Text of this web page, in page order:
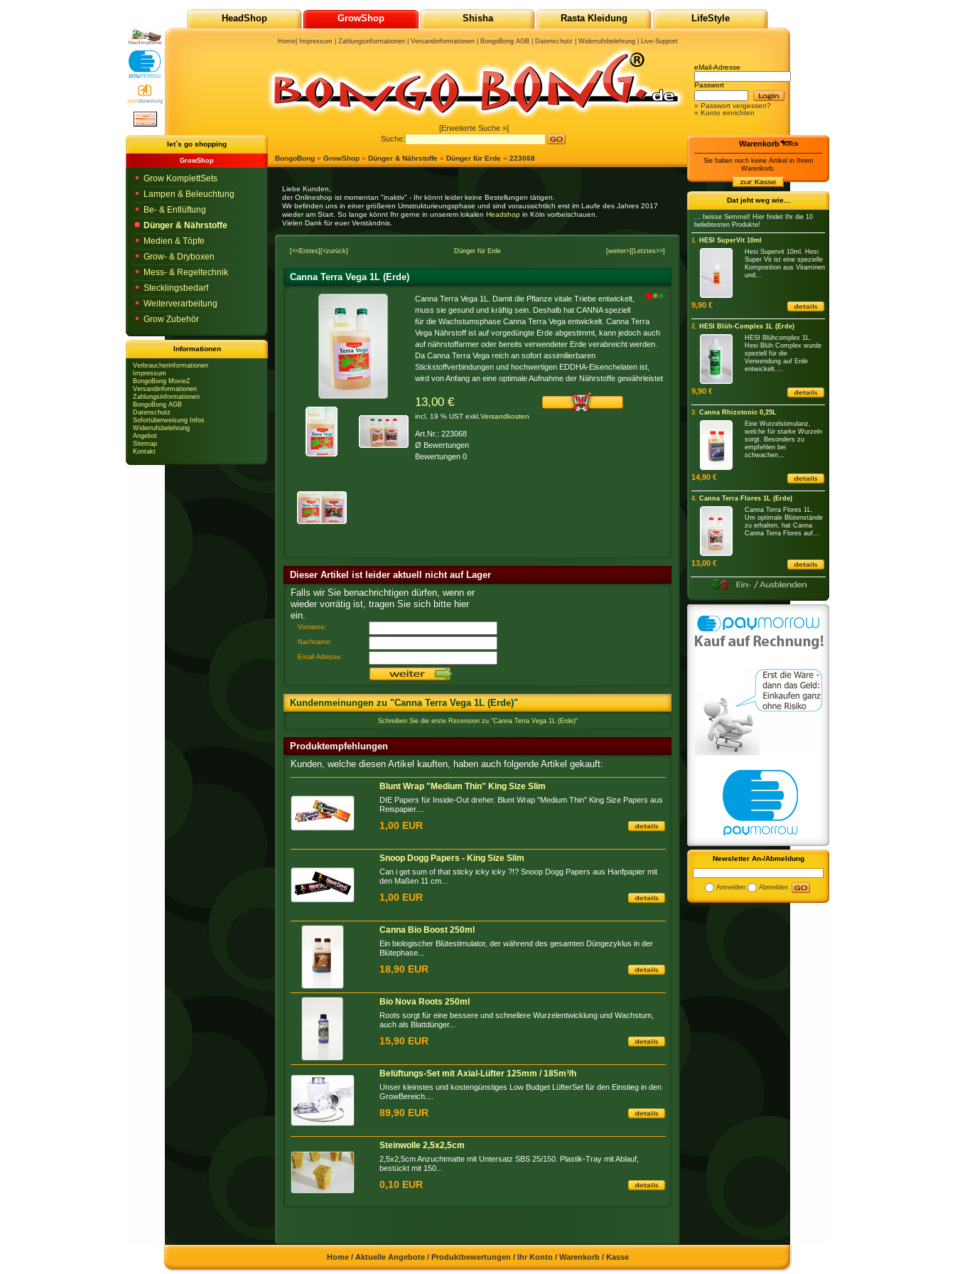
Liebe Kunden,
der Onlineshop ist momentan "inaktiv" - Ihr könnt leider keine Bestellungen tätigen.
Wir befinden uns in einer größeren Umstrukturieungsphase und sind voraussichtlich erst im Laufe des Jahres 2017
wieder am Start. So lange könnt Ihr gerne in unserem lokalen Headshop in Köln vorbeischauen.
Vielen Dank für euer Verständnis.
[<<Erstes] [<zurück] [Letztes>>]
[weiter>]
Dünger für Erde
Canna Terra Vega 1L (Erde)
Canna Terra Vega 1L. Damit die Pflanze vitale Triebe entwickelt,
muss sie gesund und kräftig sein. Deshalb hat CANNA speziell
für die Wachstumsphase Canna Terra Vega entwickelt. Canna Terra
Vega Nährstoff ist auf vorgedüngte Erde abgestimmt, kann jedoch auch
auf nährstoffarmer oder bereits verwendeter Erde verabreicht werden.
Da Canna Terra Vega reich an sofort assimilierbaren
Stickstoffverbindungen und hochwertigen EDDHA-Eisenchelaten ist,
wird von Anfang an eine optimale Aufnahme der Nährstoffe gewährleistet
13,00 €
incl. 19 % UST exkl. Versandkosten
Art.Nr.: 223068
Ø Bewertungen
Bewertungen 0
Dieser Artikel ist leider aktuell nicht auf Lager
Falls wir Sie benachrichtigen dürfen, wenn er
wieder vorrätig ist, tragen Sie sich bitte hier
ein.
Vorname:
Nachname:
Email-Adresse:
Kundenmeinungen zu "Canna Terra Vega 1L (Erde)"
Schreiben Sie die erste Rezension zu "Canna Terra Vega 1L (Erde)"
Produktempfehlungen
Kunden, welche diesen Artikel kauften, haben auch folgende Artikel gekauft:
Blunt Wrap "Medium Thin" King Size Slim
DIE Papers für Inside-Out dreher. Blunt Wrap "Medium Thin" King Size Papers aus
Reispapier....
1,00 EUR
Snoop Dogg Papers - King Size Slim
Can i get sum of that sticky icky icky ?!? Snoop Dogg Papers aus Hanfpapier mit
den Maßen 11 cm...
1,00 EUR
Canna Bio Boost 250ml
Ein biologischer Blütestimulator, der während des gesamten Düngezyklus in der
Blütephase...
18,90 EUR
Bio Nova Roots 250ml
Roots sorgt für eine bessere und schnellere Wurzelentwicklung und Wachstum,
auch als Blattdünger...
15,90 EUR
Belüftungs-Set mit Axial-Lüfter 125mm / 185m³/h
Unser kleinstes und kostengünstiges Low Budget LüfterSet für den Einstieg in den
GrowBereich....
89,90 EUR
Steinwolle 2,5x2,5cm
2,5x2,5cm Anzuchtmatte mit Untersatz SBS 25/150. Plastik-Tray mit Ablauf,
bestückt mit 150...
0,10 EUR
BongoBong » GrowShop » Dünger & Nährstoffe » Dünger für Erde » 223068
Warenkorb
Sie haben noch keine Artikel in Ihrem
Warenkorb.
Dat jeht weg wie...
... heisse Semmel! Hier findet Ihr die 10
beliebtesten Produkte!
1. HESI SuperVit 10ml
Hesi Supervit 10ml. Hesi
Super Vit ist eine spezielle
Komposition aus Vitaminen
und...
9,90 €
2. HESI Blüh-Complex 1L (Erde)
HESI Blühcomplex 1L.
Hesi Blüh Complex wurde
speziell für die
Verwendung auf Erde
entwickelt....
9,90 €
3. Canna Rhizotonic 0,25L
Eine Wurzelstimulanz,
welche für starke Wurzeln
sorgt. Besonders zu
empfehlen bei
schwachen...
14,90 €
4. Canna Terra Flores 1L (Erde)
Canna Terra Flores 1L.
Um optimale Blütenstände
zu erhalten, hat Canna
Canna Terra Flores auf...
13,00 €
Newsletter An-/Abmeldung
Anmelden Abmelden
let´s go shopping
GrowShop
Grow KomplettSets
Lampen & Beleuchtung
Be- & Entlüftung
Dünger & Nährstoffe
Medien & Töpfe
Grow- & Dryboxen
Mess- & Regeltechnik
Stecklingsbedarf
Weiterverarbeitung
Grow Zubehör
Informationen
Verbraucherinformationen
Impressum
BongoBong MovieZ
Versandinformationen
Zahlungsinformationen
BongoBong AGB
Datenschutz
Sofortüberweisung Infos
Widerrufsbelehrung
Angebot
Sitemap
Kontakt
HeadShop GrowShop Shisha Rasta Kleidung LifeStyle
eMail-Adresse
Passwort
» Passwort vergessen?
» Konto einrichten
[Erweiterte Suche »]
Suche:
Home| Impressum Zahlungsinformationen| Versandinformationen| BongoBong AGB| Datenschutz Widerrufsbelehrung| Live-Support
Home/ Aktuelle Angebote/ Produktbewertungen / Ihr Konto/ Warenkorb/ Kasse